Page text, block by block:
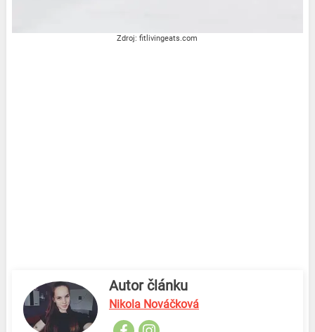
Zdroj: fitlivingeats.com
Autor článku
Nikola Nováčková